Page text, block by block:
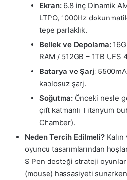
Ekran: 6.8 inç Dinamik
LTPO, 1000Hz
tepe parlaklık.
Bellek ve Depolama:
RAM / 512GB – 1TB UFS
Batarya ve Şarj:
kablosuz şarj.
Soğutma: Önceki nesle
çift katmanlı Titanyum
Chamber).
Neden Tercih Edilmeli? Kalın
oyuncu tasarımlarından
S Pen desteği strateji
(mouse) hassasiyeti